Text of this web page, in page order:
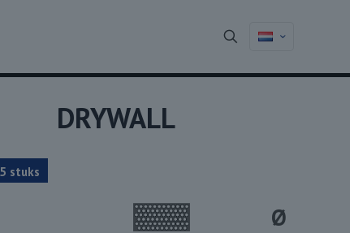
DRYWALL
stuks
Ø